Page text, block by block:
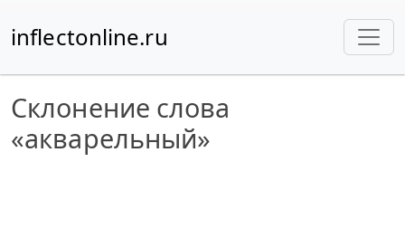
inflectonline.ru
Склонение слова
«акварельный»